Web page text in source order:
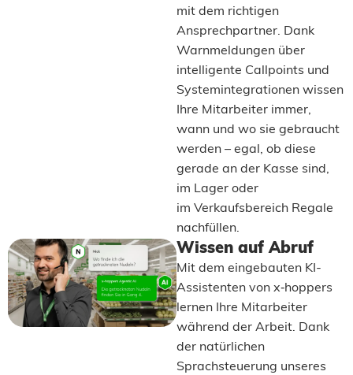
mit dem richtigen
Ansprechpartner. Dank
Warnmeldungen über
intelligente Callpoints und
Systemintegrationen wissen
Ihre Mitarbeiter immer,
wann und wo sie gebraucht
werden – egal, ob diese
gerade an der Kasse sind,
im Lager oder
im Verkaufsbereich Regale
nachfüllen.
Wissen auf Abruf
Mit dem eingebauten KI-
Assistenten von x‑hoppers
lernen Ihre Mitarbeiter
während der Arbeit. Dank
der natürlichen
Sprachsteuerung unseres